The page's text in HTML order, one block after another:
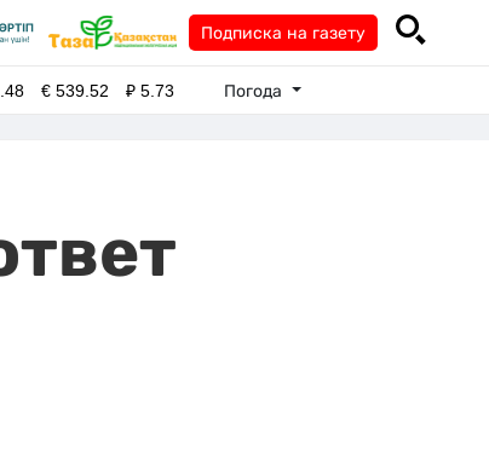
Подписка на газету
€539.52 ₽5.73 Погода